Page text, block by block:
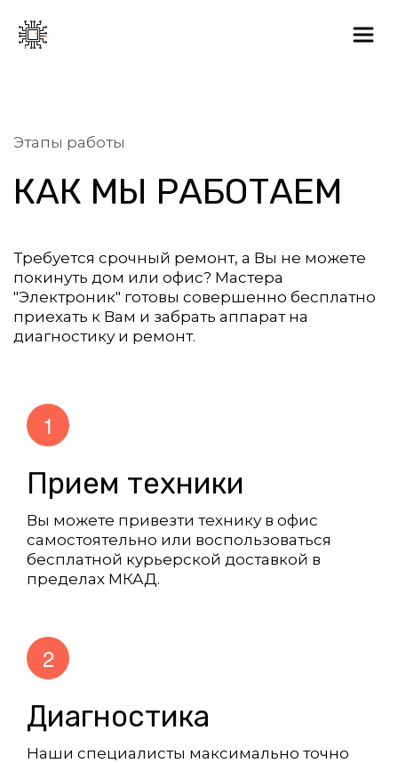
Этапы работы
КАК МЫ РАБОТАЕМ
Требуется срочный ремонт, а Вы не можете
покинуть дом или офис? Мастера
"Электроник" готовы совершенно бесплатно
приехать к Вам и забрать аппарат на
диагностику и ремонт.
Прием техники
Вы можете привезти технику в офис
самостоятельно или воспользоваться
бесплатной курьерской доставкой в
пределах МКАД.
Диагностика
Наши специалисты максимально точно